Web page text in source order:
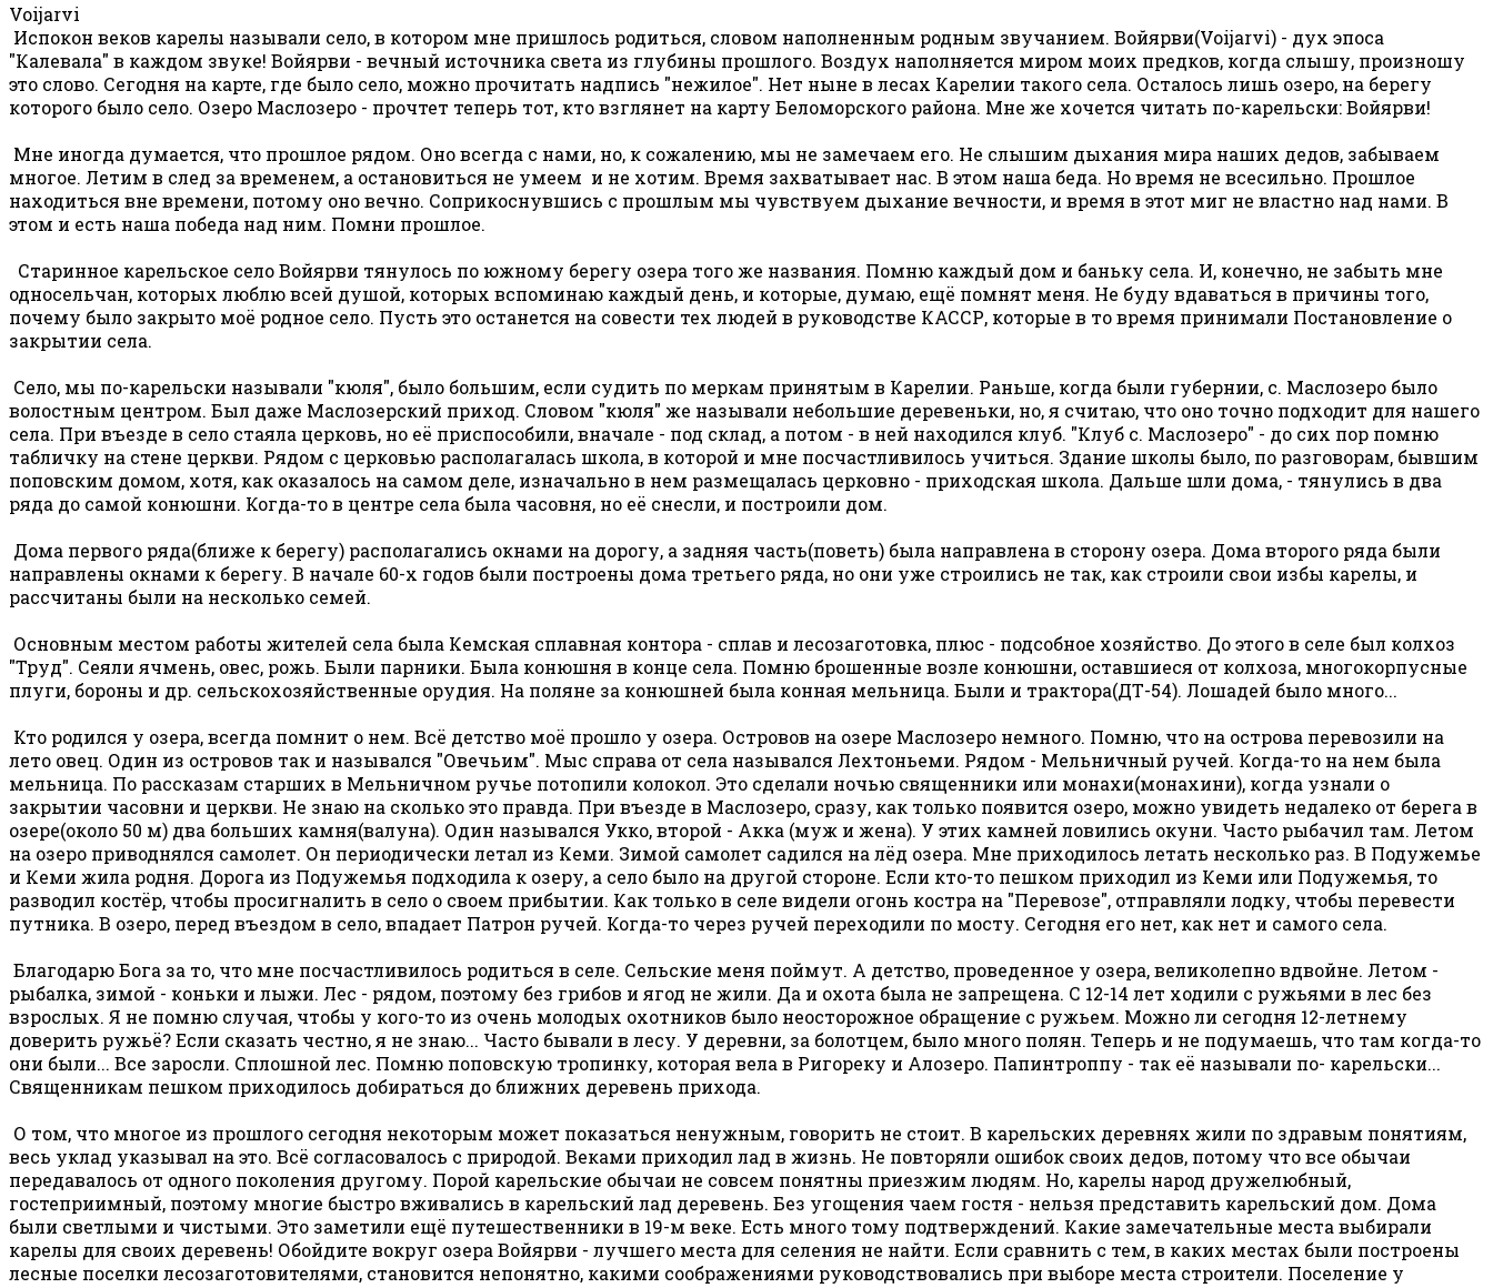
Voijarvi
Испокон веков карелы называли село, в котором мне пришлось родиться, словом наполненным родным звучанием. Войярви(Voijarvi) - дух эпоса
"Калевала" в каждом звуке! Войярви - вечный источника света из глубины прошлого. Воздух наполняется миром моих предков, когда слышу, произношу
это слово. Сегодня на карте, где было село, можно прочитать надпись "нежилое". Нет ныне в лесах Карелии такого села. Осталось лишь озеро, на берегу
которого было село. Озеро Маслозеро - прочтет теперь тот, кто взглянет на карту Беломорского района. Мне же хочется читать по-карельски: Войярви!
Мне иногда думается, что прошлое рядом. Оно всегда с нами, но, к сожалению, мы не замечаем его. Не слышим дыхания мира наших дедов, забываем
многое. Летим в след за временем, а остановиться не умеем и не хотим. Время захватывает нас. В этом наша беда. Но время не всесильно. Прошлое
находиться вне времени, потому оно вечно. Соприкоснувшись с прошлым мы чувствуем дыхание вечности, и время в этот миг не властно над нами. В
этом и есть наша победа над ним. Помни прошлое.
Старинное карельское село Войярви тянулось по южному берегу озера того же названия. Помню каждый дом и баньку села. И, конечно, не забыть мне
односельчан, которых люблю всей душой, которых вспоминаю каждый день, и которые, думаю, ещё помнят меня. Не буду вдаваться в причины того,
почему было закрыто моё родное село. Пусть это останется на совести тех людей в руководстве КАССР, которые в то время принимали Постановление о
закрытии села.
Село, мы по-карельски называли "кюля", было большим, если судить по меркам принятым в Карелии. Раньше, когда были губернии, с. Маслозеро было
волостным центром. Был даже Маслозерский приход. Словом "кюля" же называли небольшие деревеньки, но, я считаю, что оно точно подходит для нашего
села. При въезде в село стаяла церковь, но её приспособили, вначале - под склад, а потом - в ней находился клуб. "Клуб с. Маслозеро" - до сих пор помню
табличку на стене церкви. Рядом с церковью располагалась школа, в которой и мне посчастливилось учиться. Здание школы было, по разговорам, бывшим
поповским домом, хотя, как оказалось на самом деле, изначально в нем размещалась церковно - приходская школа. Дальше шли дома, - тянулись в два
ряда до самой конюшни. Когда-то в центре села была часовня, но её снесли, и построили дом.
Дома первого ряда(ближе к берегу) располагались окнами на дорогу, а задняя часть(поветь) была направлена в сторону озера. Дома второго ряда были
направлены окнами к берегу. В начале 60-х годов были построены дома третьего ряда, но они уже строились не так, как строили свои избы карелы, и
рассчитаны были на несколько семей.
Основным местом работы жителей села была Кемская сплавная контора - сплав и лесозаготовка, плюс - подсобное хозяйство. До этого в селе был колхоз
"Труд". Сеяли ячмень, овес, рожь. Были парники. Была конюшня в конце села. Помню брошенные возле конюшни, оставшиеся от колхоза, многокорпусные
плуги, бороны и др. сельскохозяйственные орудия. На поляне за конюшней была конная мельница. Были и трактора(ДТ-54). Лошадей было много...
Кто родился у озера, всегда помнит о нем. Всё детство моё прошло у озера. Островов на озере Маслозеро немного. Помню, что на острова перевозили на
лето овец. Один из островов так и назывался "Овечьим". Мыс справа от села назывался Лехтоньеми. Рядом - Мельничный ручей. Когда-то на нем была
мельница. По рассказам старших в Мельничном ручье потопили колокол. Это сделали ночью священники или монахи(монахини), когда узнали о
закрытии часовни и церкви. Не знаю на сколько это правда. При въезде в Маслозеро, сразу, как только появится озеро, можно увидеть недалеко от берега в
озере(около 50 м) два больших камня(валуна). Один назывался Укко, второй - Акка (муж и жена). У этих камней ловились окуни. Часто рыбачил там. Летом
на озеро приводнялся самолет. Он периодически летал из Кеми. Зимой самолет садился на лёд озера. Мне приходилось летать несколько раз. В Подужемье
и Кеми жила родня. Дорога из Подужемья подходила к озеру, а село было на другой стороне. Если кто-то пешком приходил из Кеми или Подужемья, то
разводил костёр, чтобы просигналить в село о своем прибытии. Как только в селе видели огонь костра на "Перевозе", отправляли лодку, чтобы перевести
путника. В озеро, перед въездом в село, впадает Патрон ручей. Когда-то через ручей переходили по мосту. Сегодня его нет, как нет и самого села.
Благодарю Бога за то, что мне посчастливилось родиться в селе. Сельские меня поймут. А детство, проведенное у озера, великолепно вдвойне. Летом -
рыбалка, зимой - коньки и лыжи. Лес - рядом, поэтому без грибов и ягод не жили. Да и охота была не запрещена. С 12-14 лет ходили с ружьями в лес без
взрослых. Я не помню случая, чтобы у кого-то из очень молодых охотников было неосторожное обращение с ружьем. Можно ли сегодня 12-летнему
доверить ружьё? Если сказать честно, я не знаю... Часто бывали в лесу. У деревни, за болотцем, было много полян. Теперь и не подумаешь, что там когда-то
они были... Все заросли. Сплошной лес. Помню поповскую тропинку, которая вела в Ригореку и Алозеро. Папинтроппу - так её называли по- карельски...
Священникам пешком приходилось добираться до ближних деревень прихода.
О том, что многое из прошлого сегодня некоторым может показаться ненужным, говорить не стоит. В карельских деревнях жили по здравым понятиям,
весь уклад указывал на это. Всё согласовалось с природой. Веками приходил лад в жизнь. Не повторяли ошибок своих дедов, потому что все обычаи
передавалось от одного поколения другому. Порой карельские обычаи не совсем понятны приезжим людям. Но, карелы народ дружелюбный,
гостеприимный, поэтому многие быстро вживались в карельский лад деревень. Без угощения чаем гостя - нельзя представить карельский дом. Дома
были светлыми и чистыми. Это заметили ещё путешественники в 19-м веке. Есть много тому подтверждений. Какие замечательные места выбирали
карелы для своих деревень! Обойдите вокруг озера Войярви - лучшего места для селения не найти. Если сравнить с тем, в каких местах были построены
лесные поселки лесозаготовителями, становится непонятно, какими соображениями руководствовались при выборе места строители. Поселение у